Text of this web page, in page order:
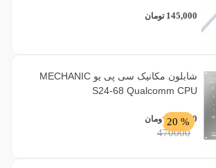
145,000 تومان
شابلون مکانیک سی پی یو MECHANIC
S24-68 Qualcomm CPU
% 20
376,000 تومان
470000